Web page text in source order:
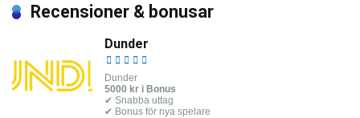
Recensioner & bonusar
Dunder
Dunder
5000 kr i Bonus
✔ Snabba uttag
✔ Bonus för nya spelare